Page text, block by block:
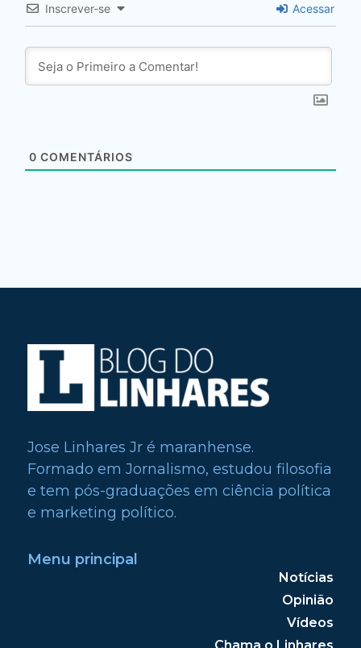
Inscrever-se Acessar
0 COMENTÁRIOS
Jose Linhares Jr é maranhense.
Formado em Jornalismo, estudou filosofia
e tem pós-graduações em ciência política
e marketing político.
Menu principal
Notícias
Opinião
Vídeos
Chama o Linhares